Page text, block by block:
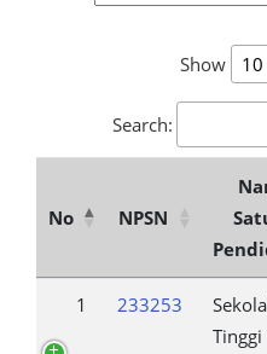
Show
Search:
No NPSN
1 233253
Tinggi